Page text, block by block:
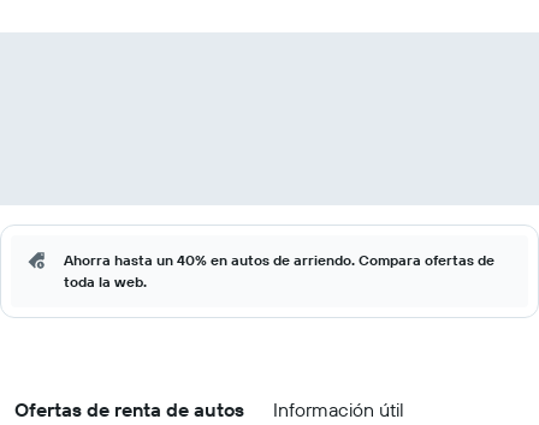
Ahorra hasta un 40% en autos de arriendo. Compara ofertas de
toda la web.
Ofertas de renta de autos Información útil